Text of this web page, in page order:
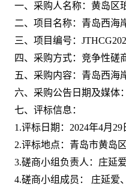
一、采购人名称： 黄岛区
二、项目名称： 青岛西海
三、项目编号： JTHCG202
四、采购方式： 竞争性磋
五、采购内容： 青岛西海
六、采购公告日期及媒体：
七、评标信息：
1.评标日期： 2024年4月 29
2.评标地点：青岛市黄岛
3.磋商小组负责人：庄延爱
4.磋商小组成员： 庄延爱、